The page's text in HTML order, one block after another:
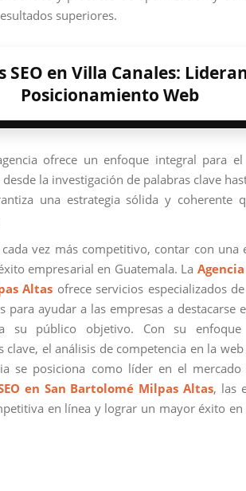
superiores.
SEO en Villa Canales:
Posicionamiento Web
ofrece un enfoque integral para el
la investigación de palabras clave
una estrategia sólida y coherente
vez más competitivo, contar con una
empresarial en Guatemala. La
Altas ofrece servicios especializados
para ayudar a las empresas a destacarse
su público objetivo. Con su
clave, el análisis de competencia en la
se posiciona como líder en el mercado
en San Bartolomé Milpas Altas, las
en línea y lograr un mayor éxito